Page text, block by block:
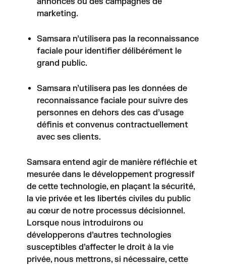
marketing.
Samsara n’utilisera pas la reconnaissance
faciale pour identifier délibérément le
grand public.
Samsara n’utilisera pas les données de
reconnaissance faciale pour suivre des
personnes en dehors des cas d’usage
définis et convenus contractuellement
avec ses clients.
Samsara entend agir de manière réfléchie et
mesurée dans le développement progressif
de cette technologie, en plaçant la sécurité,
la vie privée et les libertés civiles du public
au cœur de notre processus décisionnel.
Lorsque nous introduirons ou
développerons d’autres technologies
susceptibles d’affecter le droit à la vie
privée, nous mettrons, si nécessaire, cette